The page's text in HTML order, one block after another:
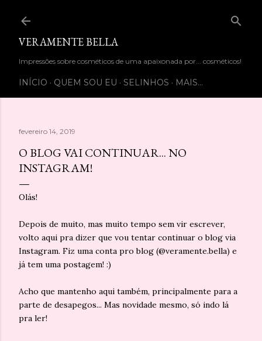
VERAMENTE BELLA
Impressões sobre cosméticos de uma apaixonada por... cosméticos!
INÍCIO QUEM SOU EU SELINHOS MAIS…
fevereiro 14, 2019
O BLOG VAI CONTINUAR... NO
INSTAGRAM!
Olás!
Depois de muito, mas muito tempo sem vir escrever,
volto aqui pra dizer que vou tentar continuar o blog via
Instagram. Fiz uma conta pro blog (@veramente.bella) e
já tem uma postagem! :)
Acho que mantenho aqui também, principalmente para a
parte de desapegos... Mas novidade mesmo, só indo lá
pra ler!